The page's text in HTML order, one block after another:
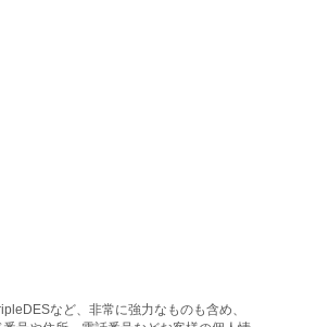
など、非常に強力なものも含め、